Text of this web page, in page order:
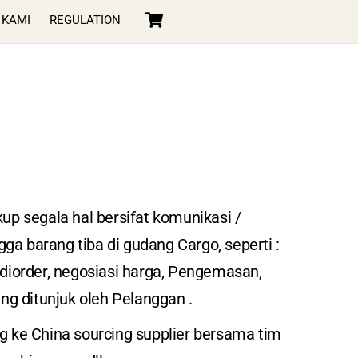
REGULATION
segala hal bersifat komunikasi /
barang tiba di gudang Cargo, seperti :
negosiasi harga, Pengemasan,
ditunjuk oleh Pelanggan .
ke China sourcing supplier bersama tim